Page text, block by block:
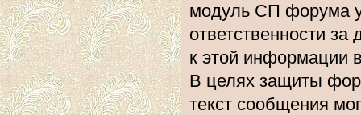
модуль СП форума
ответственности за
к этой информации
В целях защиты
текст сообщения